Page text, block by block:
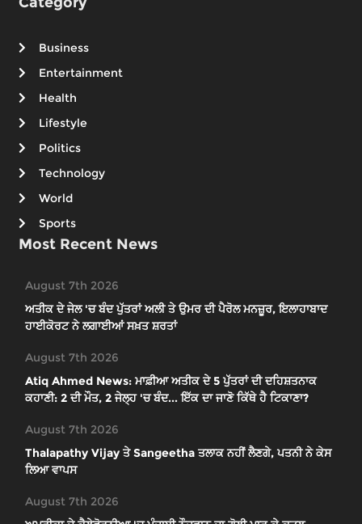
Business
Entertainment
Health
Lifestyle
Politics
Technology
World
Sports
Most Recent News
August 7th 2026
ਅਤੀਕ ਦੇ ਜੇਲ 'ਚ ਬੰਦ ਪੁੱਤਰਾਂ ਅਲੀ ਤੇ ਉਮਰ ਦੀ ਪੈਰੋਲ ਮਨਜ਼ੂਰ, ਇਲਾਹਾਬਾਦ
ਹਾਈਕੋਰਟ ਨੇ ਲਗਾਈਆਂ ਸਖ਼ਤ ਸ਼ਰਤਾਂ
August 7th 2026
Atiq Ahmed News: ਮਾਫ਼ੀਆ ਅਤੀਕ ਦੇ 5 ਪੁੱਤਰਾਂ ਦੀ ਦਹਿਸ਼ਤਨਾਕ
ਕਹਾਣੀ: 2 ਦੀ ਮੌਤ, 2 ਜੇਲ੍ਹ 'ਚ ਬੰਦ... ਇੱਕ ਦਾ ਜਾਣੋ ਕਿੱਥੇ ਹੈ ਟਿਕਾਣਾ?
August 7th 2026
Thalapathy Vijay ਤੇ Sangeetha ਤਲਾਕ ਨਹੀਂ ਲੈਣਗੇ, ਪਤਨੀ ਨੇ ਕੇਸ
ਲਿਆ ਵਾਪਸ
August 7th 2026